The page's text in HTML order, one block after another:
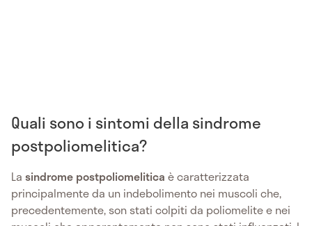
Quali sono i sintomi della sindrome
postpoliomelitica?
La sindrome postpoliomelitica è caratterizzata
principalmente da un indebolimento nei muscoli che,
precedentemente, son stati colpiti da poliomelite e nei